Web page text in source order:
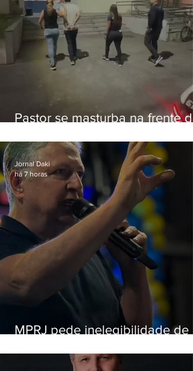
Pastor se masturba na frente de
MPRJ pede inelegibilidade de
Jornal Daki
há 7 horas